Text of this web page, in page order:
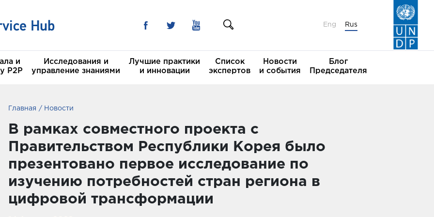
Eng Rus
комитеты
и
P2P
Исследования и
управление знаниями
Лучшие практики
и инновации
Список
экспертов
Новости
и события
Блог
Председателя
Главная Новости
В рамках совместного проекта с
Правительством Республики Корея было
презентовано первое исследование по
изучению потребностей стран региона в
цифровой трансформации